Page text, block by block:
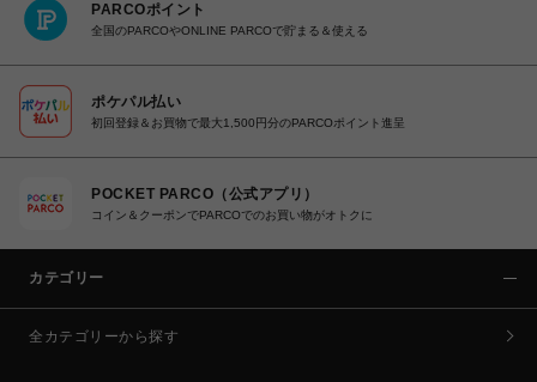
PARCOポイント
全国のPARCOやONLINE PARCOで貯まる＆使える
ポケパル払い
初回登録＆お買物で最大1,500円分のPARCOポイント進呈
POCKET PARCO（公式アプリ）
コイン＆クーポンでPARCOでのお買い物がオトクに
カテゴリー
全カテゴリーから探す